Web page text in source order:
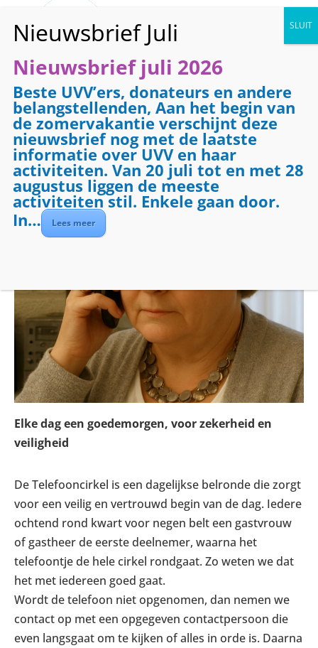
« Alle Evenementen
Evenementenreeks:Telefooncirkel
Telefooncirkel
6 januari 2027 @ 08:30 -09:30
Elke dag een goedemorgen, voor zekerheid en
veiligheid
De Telefooncirkel is een dagelijkse belronde die zorgt
voor een veilig en vertrouwd begin van de dag. Iedere
ochtend rond kwart voor negen belt een gastvrouw
of gastheer de eerste deelnemer, waarna het
telefoontje de hele cirkel rondgaat. Zo weten we dat
het met iedereen goed gaat.
Wordt de telefoon niet opgenomen, dan nemen we
contact op met een opgegeven contactpersoon die
even langsgaat om te kijken of alles in orde is. Daarna
Nieuwsbrief juli 2026
Beste UVV’ers, donateurs en andere
belangstellenden, Aan het begin van
de zomervakantie verschijnt deze
nieuwsbrief nog met de laatste
informatie over UVV en haar
activiteiten. Van 20 juli tot en met 28
augustus liggen de meeste
activiteiten stil. Enkele gaan door.
In…
Lees meer